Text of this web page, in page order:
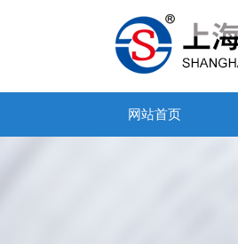
网站首页